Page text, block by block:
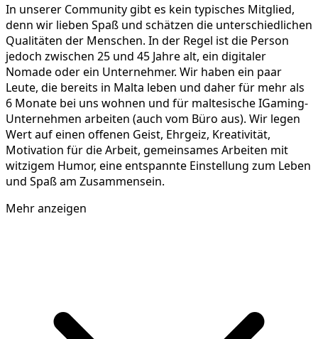
In unserer Community gibt es kein typisches Mitglied,
denn wir lieben Spaß und schätzen die unterschiedlichen
Qualitäten der Menschen. In der Regel ist die Person
jedoch zwischen 25 und 45 Jahre alt, ein digitaler
Nomade oder ein Unternehmer. Wir haben ein paar
Leute, die bereits in Malta leben und daher für mehr als
6 Monate bei uns wohnen und für maltesische IGaming-
Unternehmen arbeiten (auch vom Büro aus). Wir legen
Wert auf einen offenen Geist, Ehrgeiz, Kreativität,
Motivation für die Arbeit, gemeinsames Arbeiten mit
witzigem Humor, eine entspannte Einstellung zum Leben
und Spaß am Zusammensein.
Mehr anzeigen